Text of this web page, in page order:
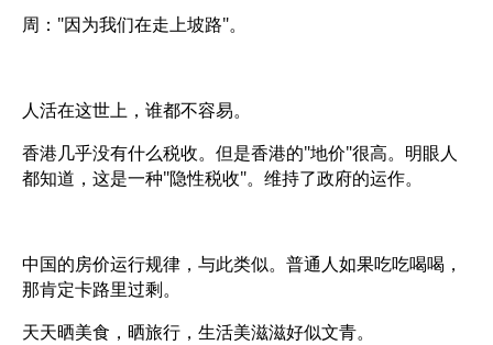
周："因为我们在走上坡路"。
人活在这世上，谁都不容易。
香港几乎没有什么税收。但是香港的"地价"很高。明眼人
都知道，这是一种"隐性税收"。维持了政府的运作。
中国的房价运行规律，与此类似。普通人如果吃吃喝喝，
那肯定卡路里过剩。
天天晒美食，晒旅行，生活美滋滋好似文青。